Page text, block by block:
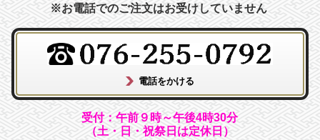
※お電話でのご注文はお受けしていません
受付：午前９時～午後4時30分
（土・日・祝祭日は定休日）